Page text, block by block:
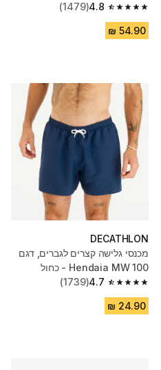
4.8
4.8 out of 5 stars from 1479 reviews
(1479)
DECATHLON
מכנסי גלישה קצרים לגברים, דגם
100 Hendaia MW - כחול
4.7
4.7 out of 5 stars from 1739 reviews
(1739)